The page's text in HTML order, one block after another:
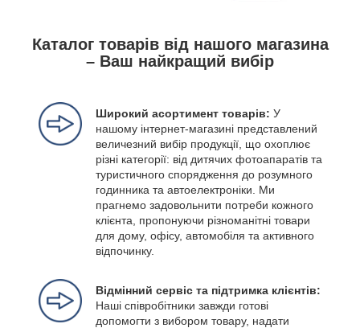
Каталог товарів від нашого магазина
– Ваш найкращий вибір
Широкий асортимент товарів: У
нашому інтернет-магазині представлений
величезний вибір продукції, що охоплює
різні категорії: від дитячих фотоапаратів та
туристичного спорядження до розумного
годинника та автоелектроніки. Ми
прагнемо задовольнити потреби кожного
клієнта, пропонуючи різноманітні товари
для дому, офісу, автомобіля та активного
відпочинку.
Відмінний сервіс та підтримка клієнтів:
Наші співробітники завжди готові
допомогти з вибором товару, надати